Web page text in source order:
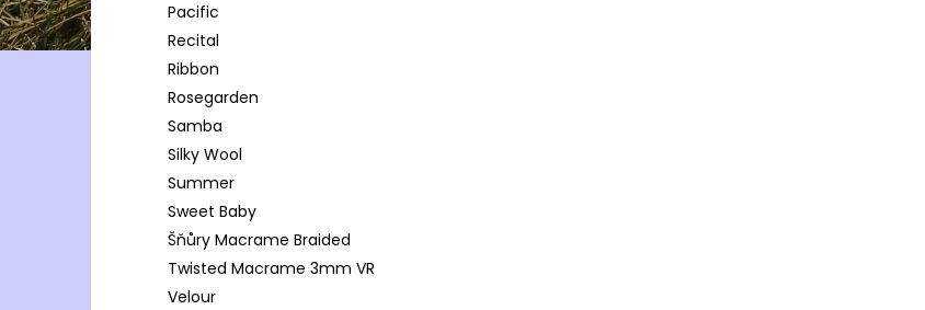
Pacific
Recital
Ribbon
Rosegarden
Samba
Silky Wool
Summer
Sweet Baby
Šňůry Macrame Braided
Twisted Macrame 3mm VR
Velour